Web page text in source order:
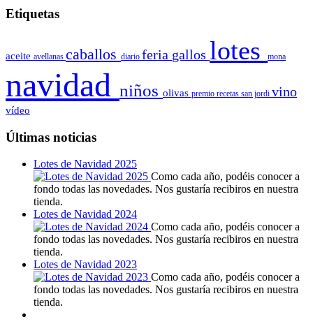
Etiquetas
aceite avellanas caballos diario feria gallos lotes mona
navidad niños olivas premio recetas san jordi vino
vídeo
Últimas noticias
Lotes de Navidad 2025
Como cada año, podéis conocer a
fondo todas las novedades. Nos gustaría recibiros en nuestra
tienda.
Lotes de Navidad 2024
Como cada año, podéis conocer a
fondo todas las novedades. Nos gustaría recibiros en nuestra
tienda.
Lotes de Navidad 2023
Como cada año, podéis conocer a
fondo todas las novedades. Nos gustaría recibiros en nuestra
tienda.